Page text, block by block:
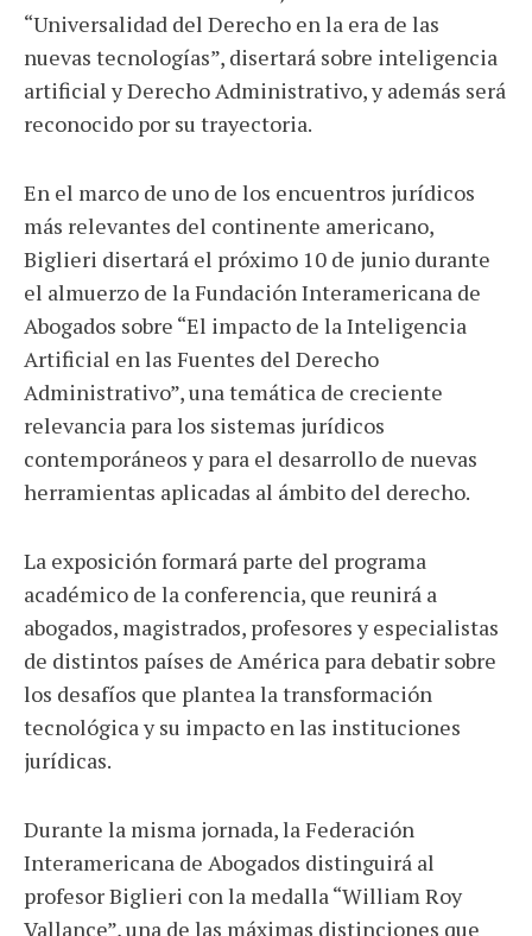
“Universalidad del Derecho en la era de las
nuevas tecnologías”, disertará sobre inteligencia
artificial y Derecho Administrativo, y además será
reconocido por su trayectoria.
En el marco de uno de los encuentros jurídicos
más relevantes del continente americano,
Biglieri disertará el próximo 10 de junio durante
el almuerzo de la Fundación Interamericana de
Abogados sobre “El impacto de la Inteligencia
Artificial en las Fuentes del Derecho
Administrativo”, una temática de creciente
relevancia para los sistemas jurídicos
contemporáneos y para el desarrollo de nuevas
herramientas aplicadas al ámbito del derecho.
La exposición formará parte del programa
académico de la conferencia, que reunirá a
abogados, magistrados, profesores y especialistas
de distintos países de América para debatir sobre
los desafíos que plantea la transformación
tecnológica y su impacto en las instituciones
jurídicas.
Durante la misma jornada, la Federación
Interamericana de Abogados distinguirá al
profesor Biglieri con la medalla “William Roy
Vallance”, una de las máximas distinciones que